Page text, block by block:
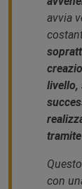
avvia
livello,
con